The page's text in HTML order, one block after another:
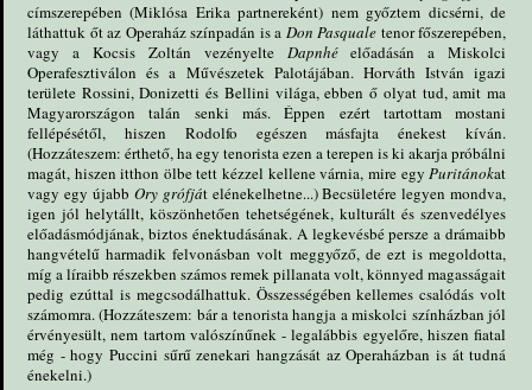
címszerepében (Miklósa Erika partnereként) nem győztem dicsérni, de
láthattuk őt az Operaház színpadán is a Don Pasquale tenor főszerepében,
vagy a Kocsis Zoltán vezényelte Dapnhéelőadásán a Miskolci
Operafesztiválon és a Művészetek Palotájában. Horváth István igazi
területe Rossini, Donizetti és Bellini világa, ebben ő olyat tud, amit ma
Magyarországon talán senki más. Éppen ezért tartottam mostani
fellépésétől, hiszen Rodolfo egészen másfajta énekest kíván.
(Hozzáteszem: érthető, ha egy tenorista ezen a terepen is ki akarja próbálni
magát, hiszen itthon ölbe tett kézzel kellene várnia, mire egy Puritánokat
vagy egy újabb Ory grófját elénekelhetne...) Becsületére legyen mondva,
igen jól helytállt, köszönhetően tehetségének, kulturált és szenvedélyes
előadásmódjának, biztos énektudásának. A legkevésbé persze a drámaibb
hangvételű harmadik felvonásban volt meggyőző, de ezt is megoldotta,
míg a líraibb részekben számos remek pillanata volt, könnyed magasságait
pedig ezúttal is megcsodálhattuk. Összességében kellemes csalódás volt
számomra. (Hozzáteszem: bár a tenorista hangja a miskolci színházban jól
érvényesült, nem tartom valószínűnek - legalábbis egyelőre, hiszen fiatal
még - hogy Puccini sűrű zenekari hangzását az Operaházban is át tudná
énekelni.)